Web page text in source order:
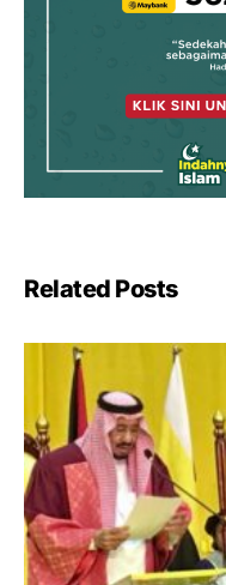
Related Posts